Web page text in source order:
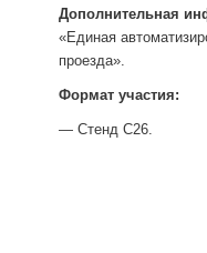
Дополнительная
«Единая
проезда».
Формат участия:
— Стенд С26.